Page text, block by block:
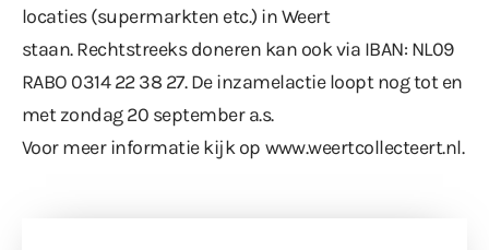
locaties (supermarkten etc.) in Weert
staan. Rechtstreeks doneren kan ook via IBAN: NL09
RABO 0314 22 38 27. De inzamelactie loopt nog tot en
met zondag 20 september a.s.
Voor meer informatie kijk op www.weertcollecteert.nl.